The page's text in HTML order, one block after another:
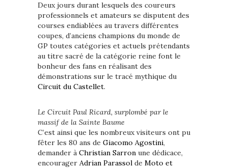
Deux jours durant lesquels des coureurs
professionnels et amateurs se disputent des
courses endiablées au travers différentes
coupes, d’anciens champions du monde de
GP toutes catégories et actuels prétendants
au titre sacré de la catégorie reine font le
bonheur des fans en réalisant des
démonstrations sur le tracé mythique du
Circuit du Castellet.
Le Circuit Paul Ricard, surplombé par le
massif de la Sainte Baume
C’est ainsi que les nombreux visiteurs ont pu
fêter les 80 ans de Giacomo Agostini,
demander à Christian Sarron une dédicace,
encourager Adrian Parassol de Moto et